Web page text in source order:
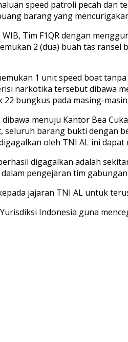
speed patroli pecah dan
barang yang
Tim F1QR dengan
2 (dua) buah tas
1 unit speed boat
narkotika tersebut dibawa
22 bungkus pada masing-
menuju Kantor Bea
barang bukti dengan
oleh TNI AL ini
digagalkan adalah
pengejaran tim
jajaran TNI AL untuk
Indonesia guna